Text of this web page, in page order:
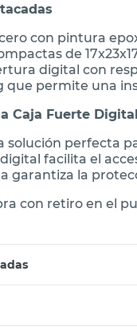
con pintura
de
digital con
que permite una
Caja Fuerte
solución perfecta
facilita el
garantiza la
con retiro en el